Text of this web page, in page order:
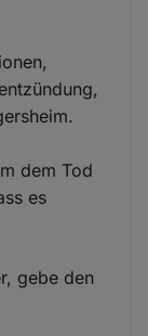
dem Tod
es
gebe den